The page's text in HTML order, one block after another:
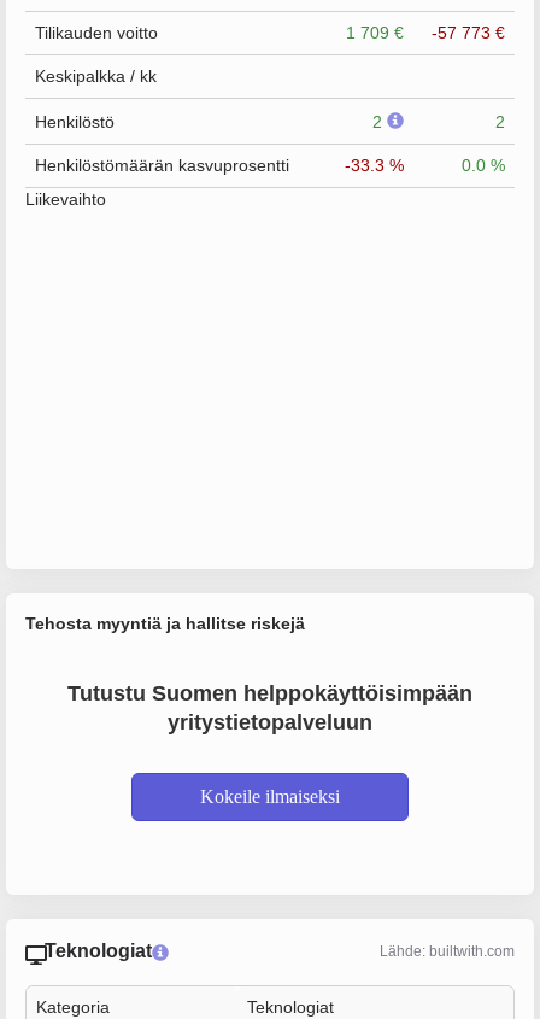
Tilikauden voitto 1 709 € -57 773 €
Keskipalkka / kk
Henkilöstö 2 2
Henkilöstömäärän kasvuprosentti -33.3 %
0.0 %
Liikevaihto
Tehosta myyntiä ja hallitse riskejä
Tutustu Suomen helppokäyttöisimpään
yritystietopalveluun
Kokeile ilmaiseksi
Teknologiat Lähde: builtwith.com
Kategoria Teknologiat